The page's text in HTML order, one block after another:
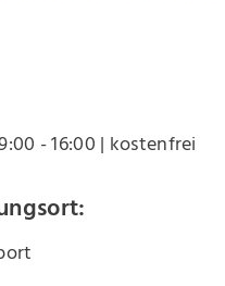
- 16:00 | kostenfrei